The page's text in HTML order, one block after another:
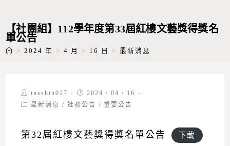
【社團組】112學年度第33屆紅樓文藝獎得獎名
單公告
> 2024 年 > 4 月 > 16 日 > 最新消息
Post
author:
tnsshtn027
Post
published:
2024 / 04 / 16
Post最新消息 / 社務公告 / 重要公告
第32屆紅樓文藝獎得獎名單公告 下載